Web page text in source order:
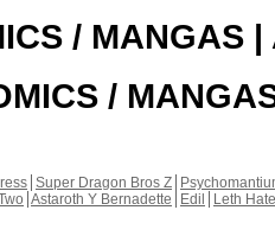
/ MANGAS |
/
Super Dragon Bros Z
Astaroth Y Bernadette Edil
Leth Hate